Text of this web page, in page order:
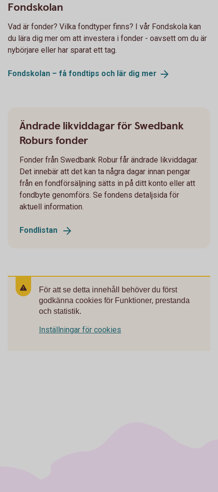
Fondskolan
Vad är fonder? Vilka fondtyper finns? I vår Fondskola kan
du lära dig mer om att investera i fonder - oavsett om du är
nybörjare eller har sparat ett tag.
Fondskolan – få fondtips och lär dig mer
Ändrade likviddagar för Swedbank
Roburs fonder
Fonder från Swedbank Robur får ändrade likviddagar.
Det innebär att det kan ta några dagar innan pengar
från en fondförsäljning sätts in på ditt konto eller att
fondbyte genomförs. Se fondens detaljsida för
aktuell information.
Fondlistan
För att se detta innehåll behöver du först
godkänna cookies för Funktioner, prestanda
och statistik.
Inställningar för cookies